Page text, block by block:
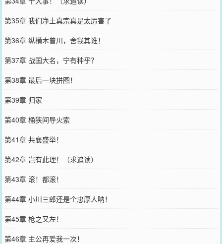
第35章 我们净土真宗真是太厉害了
第36章 纵横木曾川，舍我其谁！
第37章 战国大名，宁有种乎？
第38章 最后一块拼图！
第39章 归家
第40章 桶狭间导火索
第41章 共襄盛举！
第42章 岂有此理！（求追读）
第43章 滚！都滚！
第44章 小川三郎还是个忠厚人呐！
第45章 枪之又左！
第46章 主公再爱我一次！